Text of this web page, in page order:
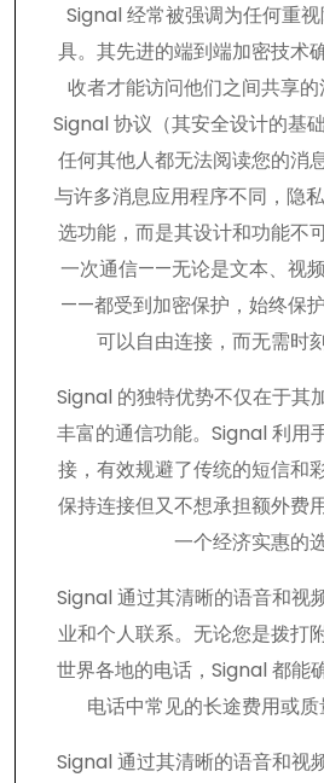
Signal 经常被强调为任何重
具。其先进的端到端加密技术
收者才能访问他们之间共享
Signal 协议（其安全设计的基
任何其他人都无法阅读您的消
与许多消息应用程序不同，隐
选功能，而是其设计和功能不
一次通信——无论是文本、视
——都受到加密保护，始终保
可以自由连接，而无需时
Signal 的独特优势不仅在于其
丰富的通信功能。Signal 利用
接，有效规避了传统的短信和
保持连接但又不想承担额外费
一个经济实惠的选
Signal 通过其清晰的语音和视
业和个人联系。无论您是拨打
世界各地的电话，Signal 都能
电话中常见的长途费用或质
Signal 通过其清晰的语音和视